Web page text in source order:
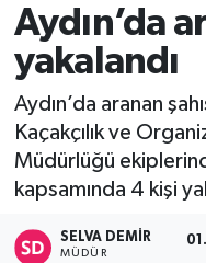
Aydın’da
yakalandı
Aydın’da aranan
Kaçakçılık ve
Müdürlüğü
kapsamında 4 kişi
SELVA DEMIR
MÜDÜR
Tüm Manşetler
Son Dakika
Haber Arşivi